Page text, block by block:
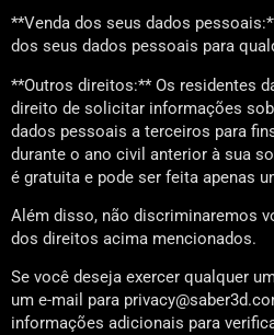
**Venda dos seus dados
dos seus dados pessoais para
**Outros direitos:** Os residentes
direito de solicitar informações
dados pessoais a terceiros para
durante o ano civil anterior à sua
é gratuita e pode ser feita apenas
Além disso, não discriminaremos
dos direitos acima mencionados.
Se você deseja exercer qualquer
um e-mail para
informações adicionais para